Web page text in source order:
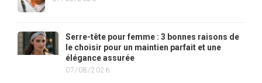
Serre-tête pour femme : 3 bonnes raisons de
le choisir pour un maintien parfait et une
élégance assurée
07/08/2026